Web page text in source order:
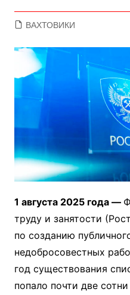
ВАХТОВИКИ
1 августа 2025 года —
труду и занятости
по созданию
недобросовестных
год существования
попало почти две